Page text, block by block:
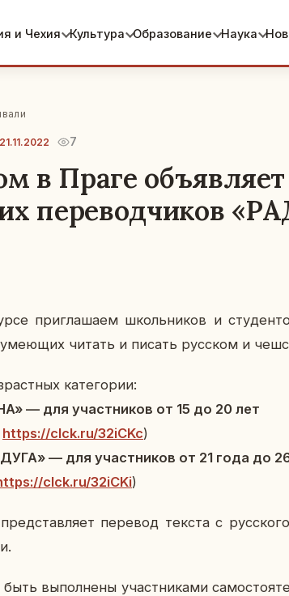
и Чехия Культура Образование Наука
21.11.2022 7
в Праге
переводчиков
при­гла­ша­ем школь­ни­ков и
читать и писать рус­ском и
ка­те­го­рии:
— для участ­ни­ков от 15 до 20 лет
https://clck.ru/32iCKc)
— для участ­ни­ков от 21 года до
clck.ru/32iCKi)
пе­ре­вод текста с
вы­пол­не­ны участ­ни­ка­ми